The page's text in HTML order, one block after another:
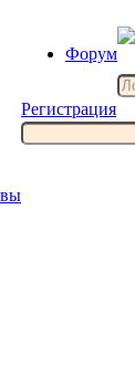
Форум
Регистрация